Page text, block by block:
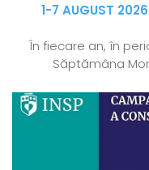
1-7 AUGUST
În fiecare an, în
Săptămâna